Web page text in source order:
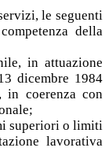
le seguenti
della
in attuazione
dicembre 1984
, in coerenza con
superiori o limiti
lavorativa